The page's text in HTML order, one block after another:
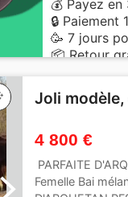
💰 Payez
🔒 Paiement
🥳 7 jours
📦 Retour
Joli
4 800 €
PARFAITE
Femelle Bai